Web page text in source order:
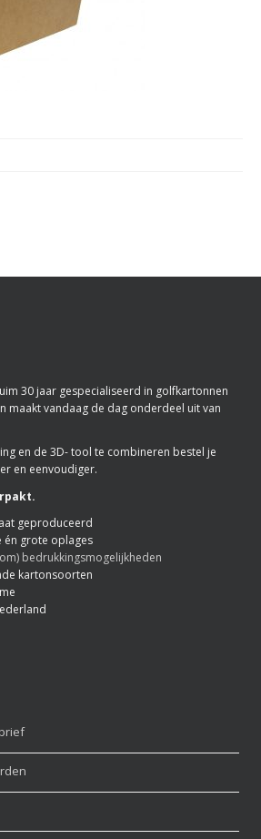
30 jaar gespecialiseerd in golfkartonnen
maakt vandaag de dag onderdeel uit van
en de 3D- tool te combineren bestel je
en eenvoudiger.
geproduceerd
én grote oplages
bedrukkingsmogelijkheden
kartonsoorten